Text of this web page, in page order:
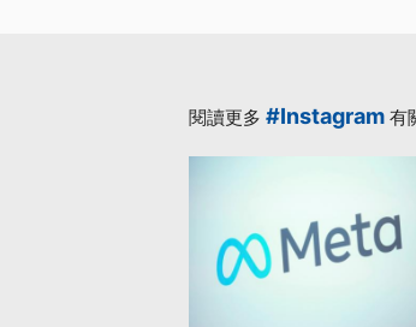
閱讀更多 #Instagram 有